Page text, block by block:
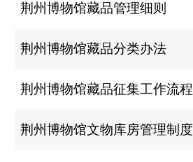
荆州博物馆藏品管理细则
荆州博物馆藏品分类办法
荆州博物馆藏品征集工作流程
荆州博物馆文物库房管理制度